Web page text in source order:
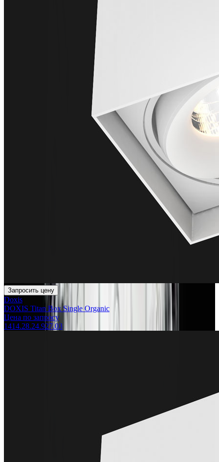
Запросить цену
Doxis
DOXIS Titan Box Single Organic
Цена по запросу
1414.28.24.927.03